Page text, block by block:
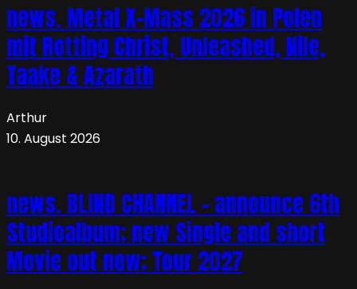
news. Metal X-Mass 2026 in Polen
mit Rotting Christ, Unleashed, Nile,
Taake & Azarath
Arthur
10. August 2026
news. BLIND CHANNEL – announce 6th
Studioalbum; new Single and short
Movie out now; Tour 2027